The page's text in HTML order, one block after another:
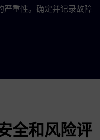
严重性。确定并记录故障
全和风险评